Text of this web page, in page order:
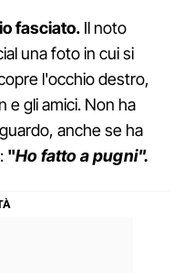
fasciato. Il noto
una foto in cui si
l'occhio destro,
e gli amici. Non ha
anche se ha
"Ho fatto a pugni".